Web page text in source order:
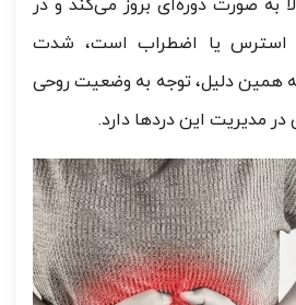
به صورت دوره‌ای بروز می‌کند و در
استرس یا اضطراب است، شدت
همین دلیل، توجه به وضعیت روحی
مدیریت این دردها دارد.